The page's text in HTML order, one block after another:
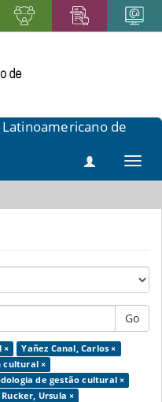
de
Go
×
Yañez Canal, Carlos ×
cultural ×
de gestão cultural ×
Rucker, Ursula ×